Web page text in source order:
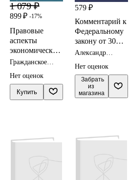
1 079 ₽
899 ₽ -17%
Правовые
аспекты
экономической
устойчивости
ой организации
Гражданское
Нет оценок
Купить
579 ₽
Комментарий к
Федеральному
закону от 30
июня 2003 г. №
транспортно-
экспедиционно
й
деятельности»
Александр
Нет оценок
Забрать
из
магазина